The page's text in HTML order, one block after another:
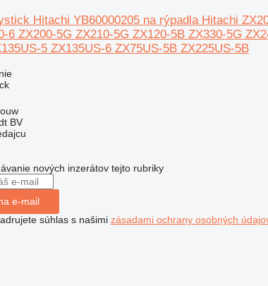
Hitachi YB60000205 na rýpadla Hitachi
6 ZX200-5G ZX210-5G ZX120-5B ZX330-5G
5 ZX135US-6 ZX75US-5B ZX225US-5B
BV
nových inzerátov tejto rubriky
e-mail
súhlas s našimi zásadami ochrany osobných